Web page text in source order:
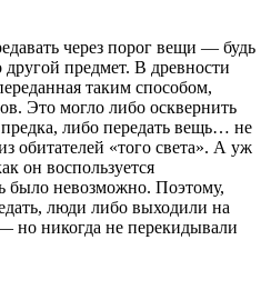
через порог вещи — будь
другой предмет. В древности
таким способом,
Это могло либо осквернить
либо передать вещь… не
обитателей «того света». А уж
он воспользуется
было невозможно. Поэтому,
люди либо выходили на
но никогда не перекидывали